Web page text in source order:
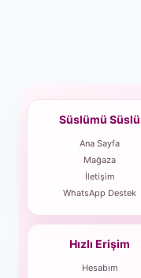
Süslümü Süslü
Ana Sayfa
Mağaza
İletişim
WhatsApp Destek
Hızlı Erişim
Hesabım